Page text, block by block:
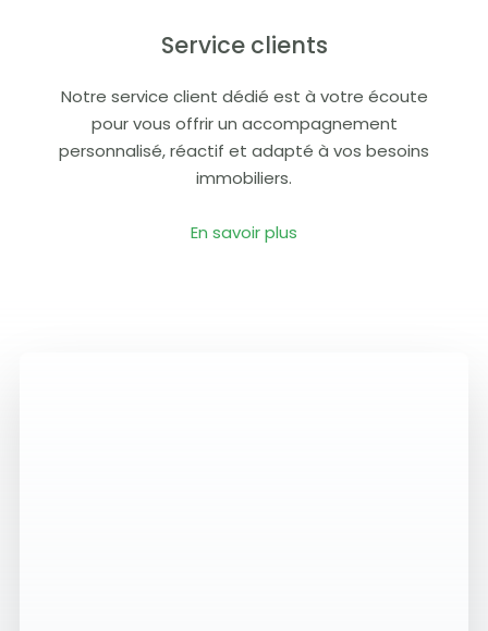
Service clients
Notre service client dédié est à votre écoute
pour vous offrir un accompagnement
personnalisé, réactif et adapté à vos besoins
immobiliers.
En savoir plus